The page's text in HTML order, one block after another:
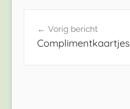
navigatie
Vorig bericht
Complimentkaartjes